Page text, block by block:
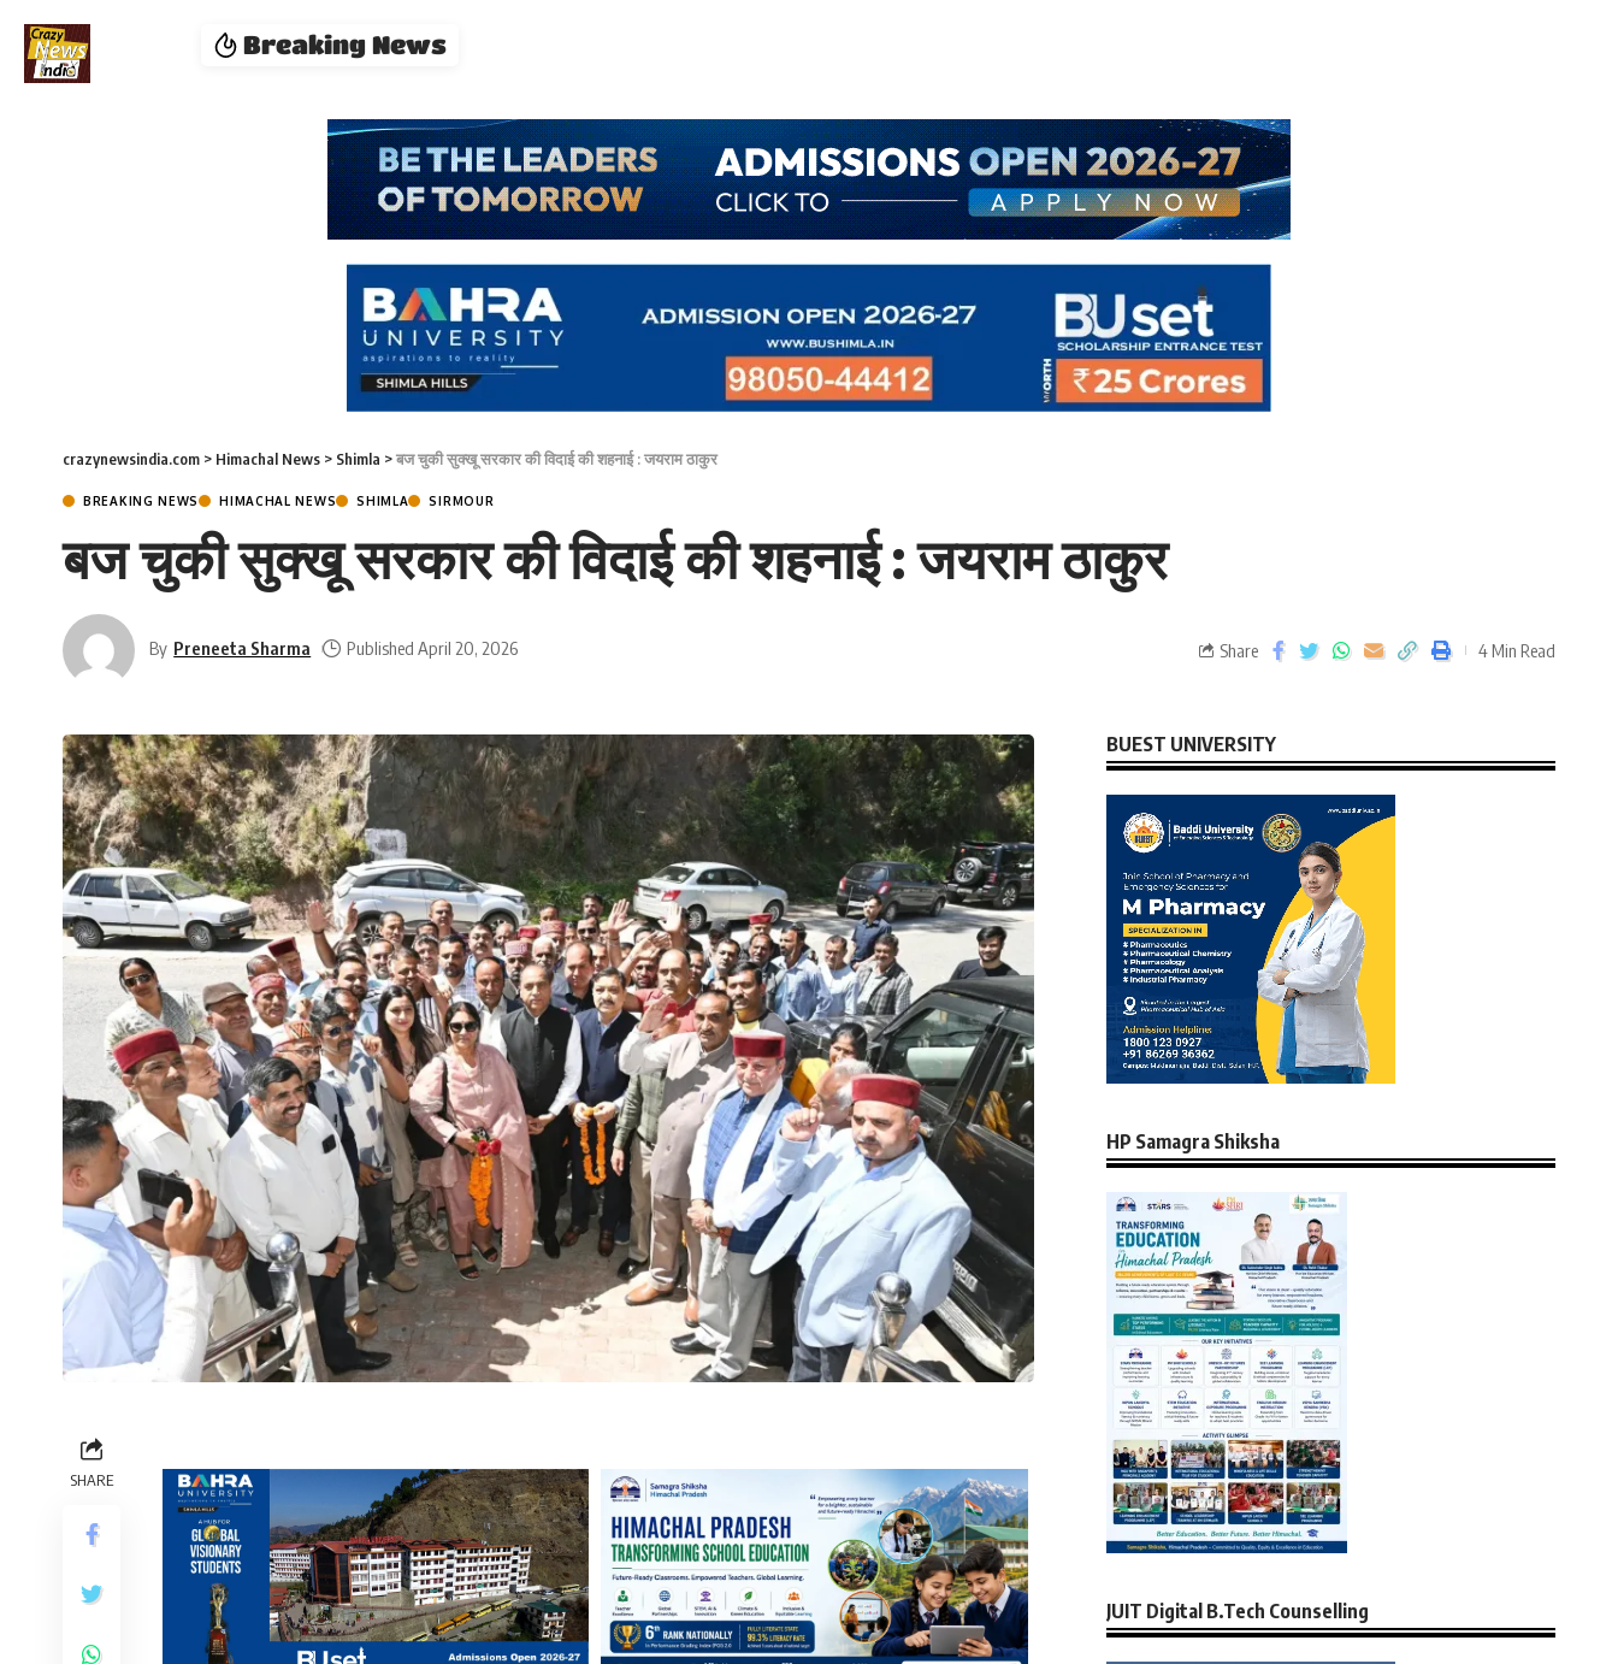
Breaking News
crazynewsindia.com > Himachal News > Shimla >बज चुकी सुक्खू सरकार की विदाई की शहनाई : जयराम ठाकुर
BREAKING NEWS HIMACHAL NEWS SHIMLA SIRMOUR
बज चुकी सुक्खू सरकार की विदाई की शहनाई : जयराम ठाकुर
By Preneeta Sharma Published April 20, 2026 Share 4 Min Read
SHARE
BUEST UNIVERSITY
HP Samagra Shiksha
JUIT Digital B.Tech Counselling